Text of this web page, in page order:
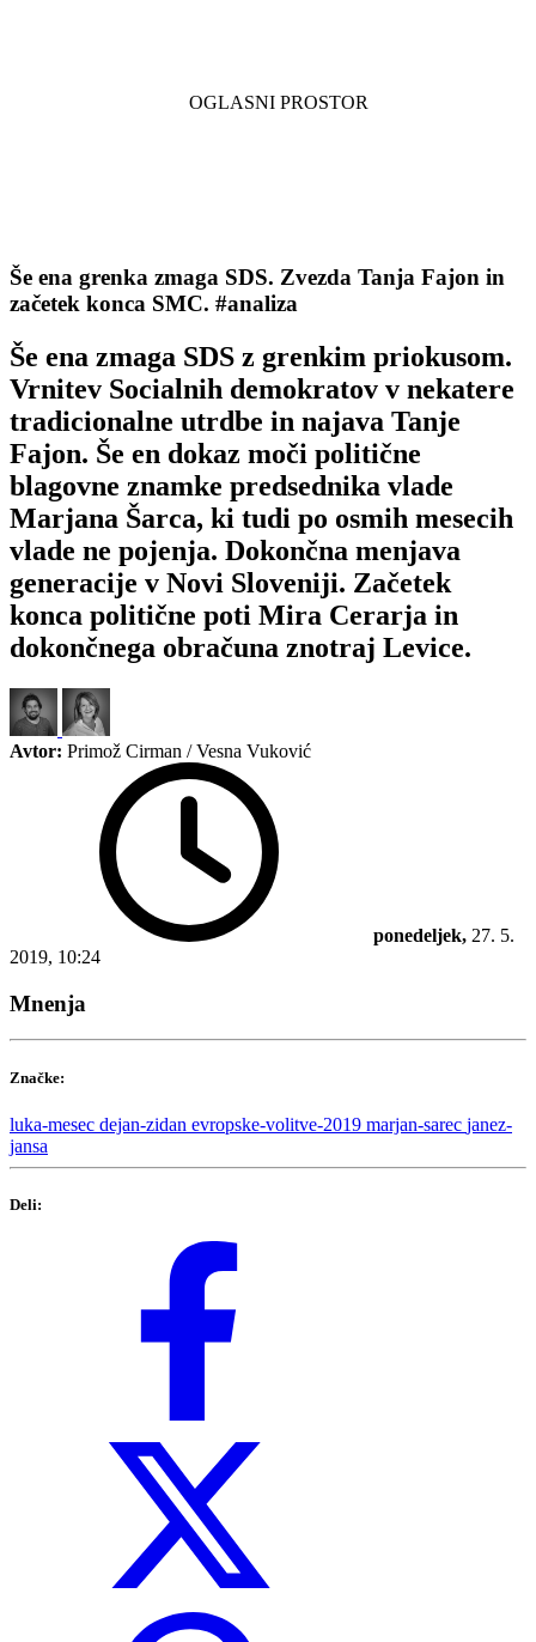
Še ena grenka zmaga SDS. Zvezda Tanja Fajon in
začetek konca SMC. #analiza
Še ena zmaga SDS z grenkim priokusom.
Vrnitev Socialnih demokratov v nekatere
tradicionalne utrdbe in najava Tanje
Fajon. Še en dokaz moči politične
blagovne znamke predsednika vlade
Marjana Šarca, ki tudi po osmih mesecih
vlade ne pojenja. Dokončna menjava
generacije v Novi Sloveniji. Začetek
konca politične poti Mira Cerarja in
dokončnega obračuna znotraj Levice.
Avtor: Primož Cirman / Vesna Vuković
ponedeljek, 27. 5.
2019, 10:24
Mnenja
Značke:
luka-mesec dejan-zidan evropske-volitve-2019 marjan-sarec janez-
jansa
Deli: